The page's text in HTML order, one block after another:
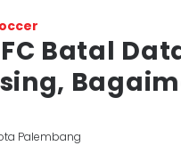
Batal
Palembang